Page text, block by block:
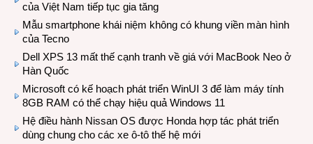
của Việt Nam tiếp tục gia tăng
Mẫu smartphone khái niệm không có khung viền màn hình
của Tecno
Dell XPS 13 mất thế cạnh tranh về giá với MacBook Neo ở
Hàn Quốc
Microsoft có kế hoạch phát triển WinUI 3 để làm máy tính
8GB RAM có thể chạy hiệu quả Windows 11
Hệ điều hành Nissan OS được Honda hợp tác phát triển
dùng chung cho các xe ô-tô thế hệ mới